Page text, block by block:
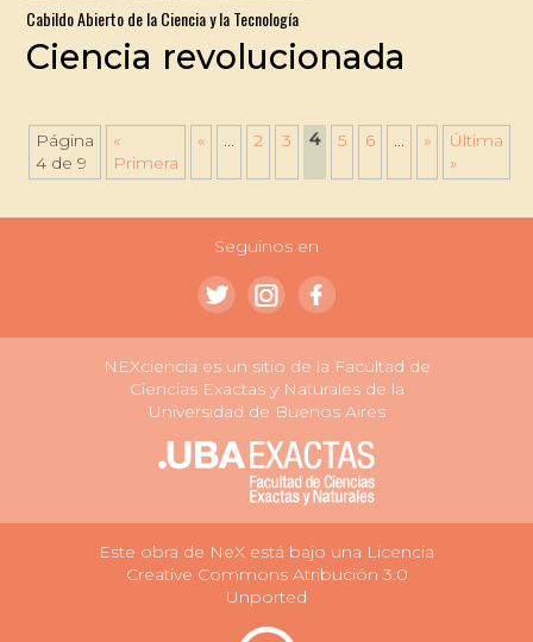
Cabildo Abierto de la Ciencia y la Tecnología
Ciencia revolucionada
Página
4 de 9
«
Primera
« ... 2 3 4 5 6 ... »
Última
»
Seguinos en
NEXciencia es un sitio de la Facultad de
Ciencias Exactas y Naturales de la
Universidad de Buenos Aires
Este obra de NeX está bajo una Licencia
Creative Commons Atribución 3.0
Unported